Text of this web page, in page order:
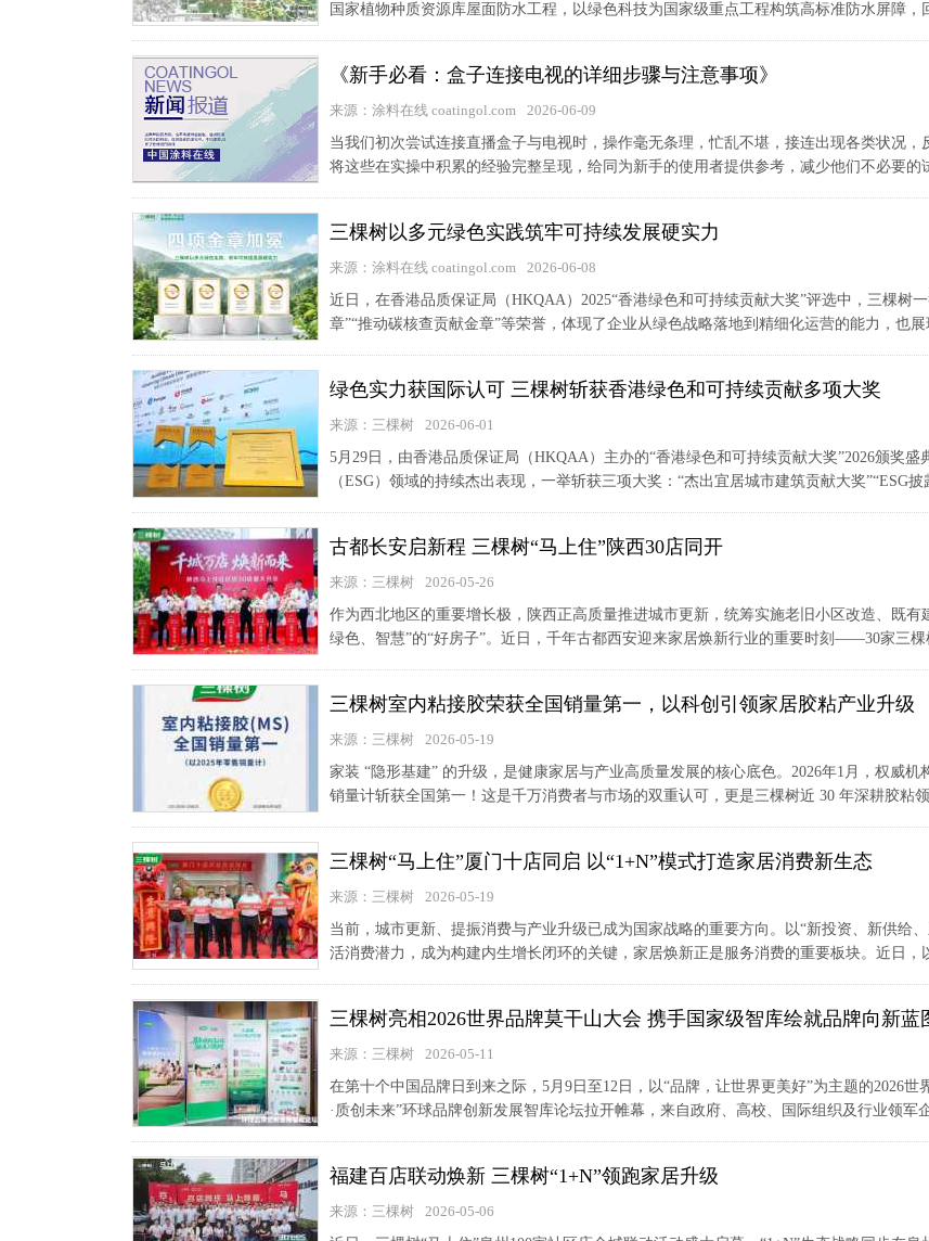
国家植物种质资源库屋面防水工程，以绿色科技为国家级重点工程构筑高标准防水屏障，
《新手必看：盒子连接电视的详细步骤与注意事项》
来源：涂料在线 coatingol.com
2026-06-09
当我们初次尝试连接直播盒子与电视时，操作毫无条理，忙乱不堪，接连出现各类状况
将这些在实操中积累的经验完整呈现，给同为新手的使用者提供参考，减少他们不必要的
三棵树以多元绿色实践筑牢可持续发展硬实力
来源：涂料在线 coatingol.com
2026-06-08
近日，在香港品质保证局（HKQAA）2025“香港绿色和可持续贡献大奖”评选中，三棵树
章”“推动碳核查贡献金章”等荣誉，体现了企业从绿色战略落地到精细化运营的能力，也
绿色实力获国际认可 三棵树斩获香港绿色和可持续贡献多项大奖
来源：三棵树
2026-06-01
5月29日，由香港品质保证局（HKQAA）主办的“香港绿色和可持续贡献大奖”2026颁奖
（ESG）领域的持续杰出表现，一举斩获三项大奖：“杰出宜居城市建筑贡献大奖”“ESG
古都长安启新程 三棵树“马上住”陕西30店同开
来源：三棵树
2026-05-26
作为西北地区的重要增长极，陕西正高质量推进城市更新，统筹实施老旧小区改造、既有
绿色、智慧”的“好房子”。近日，千年古都西安迎来家居焕新行业的重要时刻——30家三棵
三棵树室内粘接胶荣获全国销量第一，以科创引领家居胶粘产业升级
来源：三棵树
2026-05-19
家装 “隐形基建” 的升级，是健康家居与产业高质量发展的核心底色。2026年1月，权威
销量计斩获全国第一！这是千万消费者与市场的双重认可，更是三棵树近 30 年深耕胶粘
三棵树“马上住”厦门十店同启 以“1+N”模式打造家居消费新生态
来源：三棵树
2026-05-19
当前，城市更新、提振消费与产业升级已成为国家战略的重要方向。以“新投资、新供给
活消费潜力，成为构建内生增长闭环的关键，家居焕新正是服务消费的重要板块。近日，
三棵树亮相2026世界品牌莫干山大会 携手国家级智库绘就品牌向新蓝
来源：三棵树
2026-05-11
在第十个中国品牌日到来之际，5月9日至12日，以“品牌，让世界更美好”为主题的2026
·质创未来”环球品牌创新发展智库论坛拉开帷幕，来自政府、高校、国际组织及行业领军
福建百店联动焕新 三棵树“1+N”领跑家居升级
来源：三棵树
2026-05-06